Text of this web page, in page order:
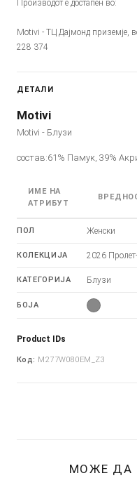
Производот е достапен во:
Motivi - ТЦ Дајмонд приземје,
228 374
ДЕТАЛИ
Motivi
Motivi - Блузи
состав:61% Памук, 39%
ИМЕ НА
АТРИБУТ
ПОЛ Женски
КОЛЕКЦИЈА 2026
КАТЕГОРИЈА Блузи
БОЈА
Product IDs
Код: M277W080EM_Z3
МОЖЕ ДА